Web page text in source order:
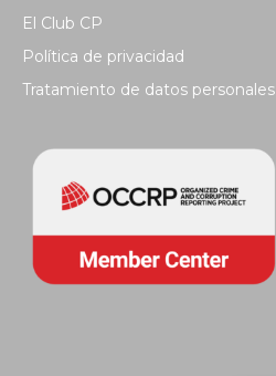
El Club CP
Política de privacidad
Tratamiento de datos personales